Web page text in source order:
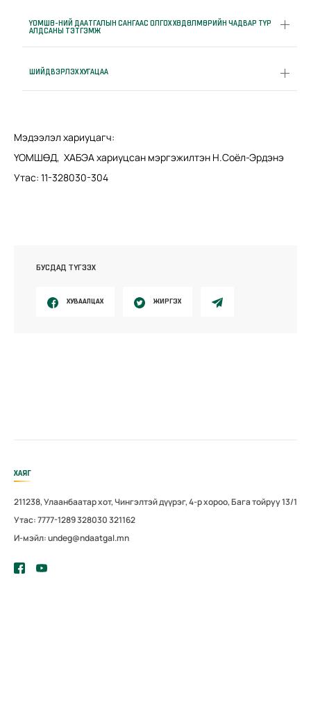
ҮОМШӨ-НИЙ ДААТГАЛЫН САНГААС ОЛГОХ ХӨДӨЛМӨРИЙН ЧАДВАР ТҮР
АЛДСАНЫ ТЭТГЭМЖ
ШИЙДВЭРЛЭХ ХУГАЦАА
Мэдээлэл хариуцагч:
ҮОМШӨД, ХАБЭА хариуцсан мэргэжилтэн Н.Соёл-Эрдэнэ
Утас: 11-328030-304
БУСДАД ТҮГЭЭХ
ХУВААЛЦАХ ЖИРГЭХ
ХАЯГ
211238, Улаанбаатар хот, Чингэлтэй дүүрэг, 4-р хороо, Бага тойруу 13/1
Утас: 7777-1289 328030 321162
И-мэйл: undeg@ndaatgal.mn